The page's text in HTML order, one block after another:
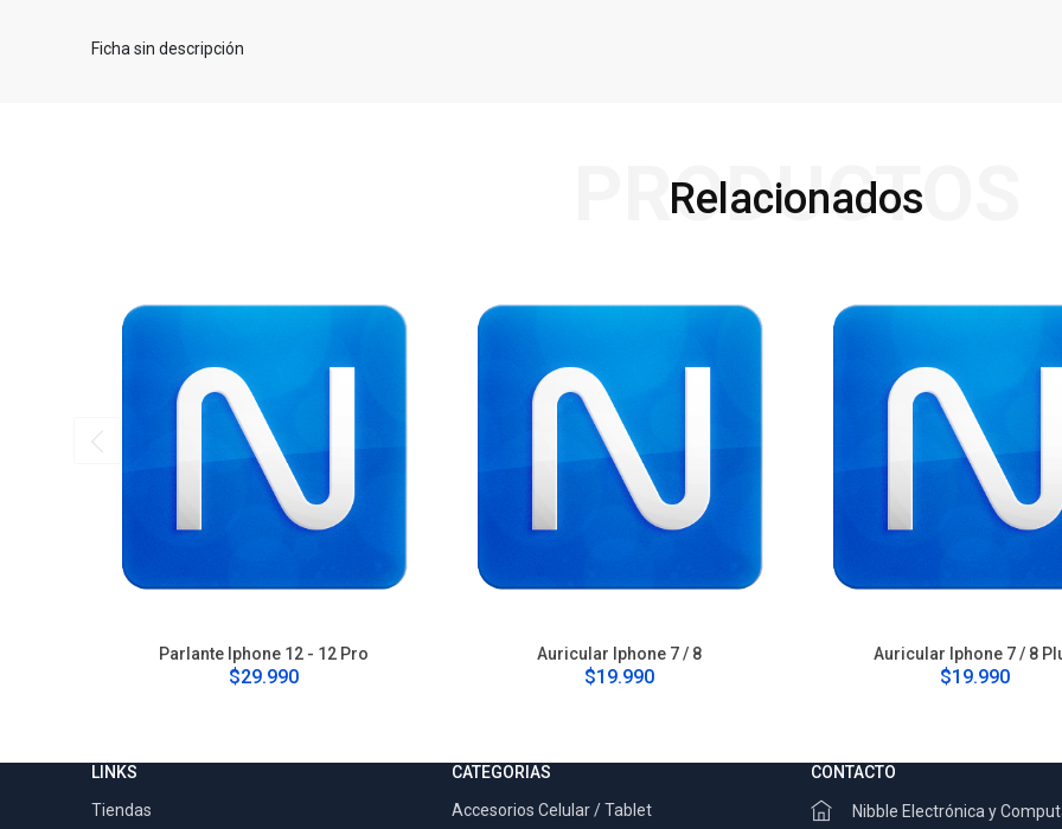
Ficha sin descripción
Relacionados
PRODUCTOS
Parlante Iphone 12 - 12 Pro
$29.990
Auricular Iphone 7 / 8
$19.990
Auricular Iphone 7 / 8
$19.990
LINKS
Tiendas
CATEGORIAS
Accesorios Celular / Tablet
CONTACTO
Nibble Electrónica y